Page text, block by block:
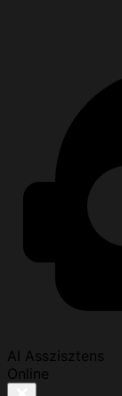
AI Asszisztens
Online